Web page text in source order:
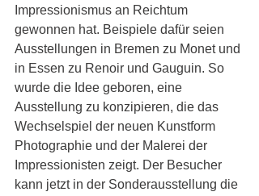
Impressionismus an Reichtum
gewonnen hat. Beispiele dafür seien
Ausstellungen in Bremen zu Monet und
in Essen zu Renoir und Gauguin. So
wurde die Idee geboren, eine
Ausstellung zu konzipieren, die das
Wechselspiel der neuen Kunstform
Photographie und der Malerei der
Impressionisten zeigt. Der Besucher
kann jetzt in der Sonderausstellung die